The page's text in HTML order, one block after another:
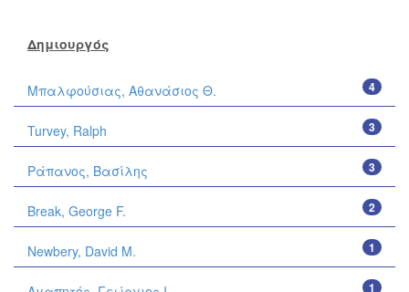
Δημιουργός
4
Μπαλφούσιας, Αθανάσιος Θ.
3
Turvey, Ralph
3
Ράπανος, Βασίλης
2
Break, George F.
1
Newbery, David M.
1